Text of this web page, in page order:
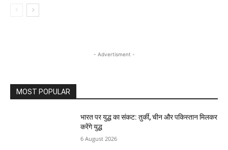
- Advertisment -
MOST POPULAR
भारत पर युद्ध का संकट: तुर्की, चीन और पकिस्तान मिलकर
करेंगे युद्ध
6 August 2026